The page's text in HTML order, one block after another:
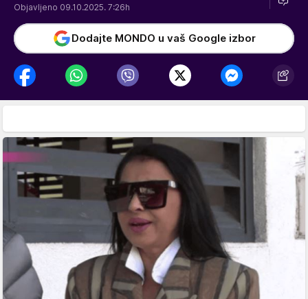
Objavljeno 09.10.2025. 7:26h
Dodajte MONDO u vaš Google izbor